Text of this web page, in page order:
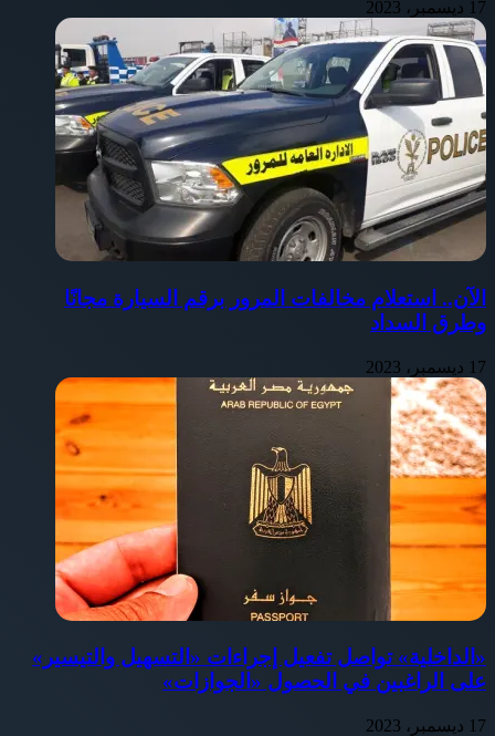
17 ديسمبر، 2023
الآن.. استعلام مخالفات المرور برقم السيارة مجانًا
وطرق السداد
17 ديسمبر، 2023
«الداخلية» تواصل تفعيل إجراءات «التسهيل والتيسير»
على الراغبين في الحصول «الجوازات»
17 ديسمبر، 2023